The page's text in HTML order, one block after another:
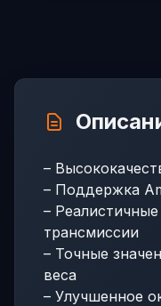
–
– Поддержка
–
трансмиссии
– Точные
веса
– Улучшенное